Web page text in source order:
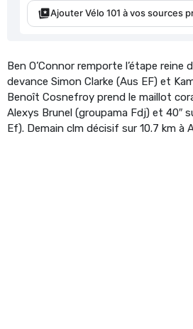
Ajouter Vélo 101 à vos sources
Ben O’Connor remporte l’étape reine
devance Simon Clarke (Aus EF) et
Benoît Cosnefroy prend le maillot
Alexys Brunel (groupama Fdj) et 40″
Ef). Demain clm décisif sur 10.7 km à